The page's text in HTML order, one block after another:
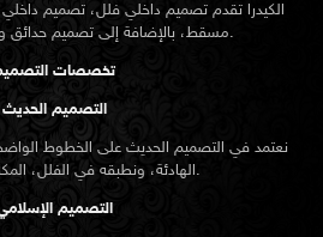
الكيدرا تقدم تصميم داخلي فلل، تصميم
مسقط، بالإضافة إلى تصميم حدائق ومشاريع خارجية فاخرة.
تخصصات
التصميم الحديث
نعتمد في التصميم الحديث على الخطوط
الهادئة، ونطبقه في الفلل، المكاتب، والصالات.
التصميم